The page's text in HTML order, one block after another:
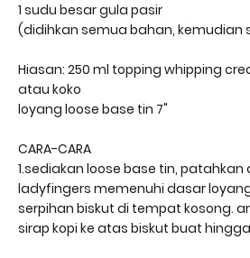
1 sudu besar gula pasir
(didihkan semua bahan, kemudian
Hiasan: 250 ml topping whipping
atau koko
loyang loose base tin 7"
CARA-CARA
1.sediakan loose base tin, patahkan
ladyfingers memenuhi dasar
serpihan biskut di tempat kosong.
sirap kopi ke atas biskut buat